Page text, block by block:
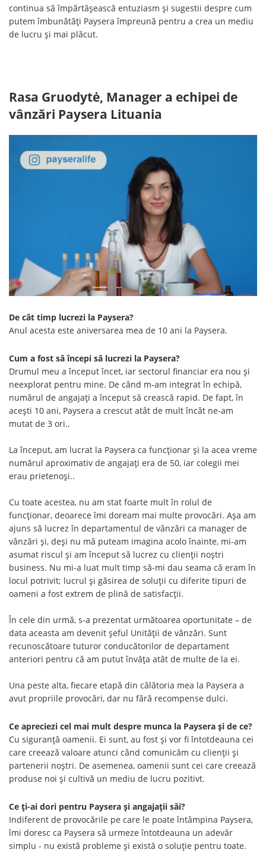
continua să împărtășească entuziasm și sugestii despre cum
putem îmbunătăți Paysera împreună pentru a crea un mediu
de lucru și mai plăcut.
Rasa Gruodytė, Manager a echipei de
vânzări Paysera Lituania
De cât timp lucrezi la Paysera?
Anul acesta este aniversarea mea de 10 ani la Paysera.
Cum a fost să începi să lucrezi la Paysera?
Drumul meu a început încet, iar sectorul financiar era nou și
neexplorat pentru mine. De când m-am integrat în echipă,
numărul de angajați a început să crească rapid. De fapt, în
acești 10 ani, Paysera a crescut atât de mult încât ne-am
mutat de 3 ori..
La început, am lucrat la Paysera ca funcționar și la acea vreme
numărul aproximativ de angajați era de 50, iar colegii mei
erau prietenoși..
Cu toate acestea, nu am stat foarte mult în rolul de
funcționar, deoarece îmi doream mai multe provocări. Așa am
ajuns să lucrez în departamentul de vânzări ca manager de
vânzări și, deși nu mă puteam imagina acolo înainte, mi-am
asumat riscul și am început să lucrez cu clienții noștri
business. Nu mi-a luat mult timp să-mi dau seama că eram în
locul potrivit; lucrul și găsirea de soluții cu diferite tipuri de
oameni a fost extrem de plină de satisfacții.
În cele din urmă, s-a prezentat următoarea oportunitate – de
data aceasta am devenit șeful Unității de vânzări. Sunt
recunoscătoare tuturor conducătorilor de departament
anteriori pentru că am putut învăța atât de multe de la ei.
Una peste alta, fiecare etapă din călătoria mea la Paysera a
avut propriile provocări, dar nu fără recompense dulci.
Ce apreciezi cel mai mult despre munca la Paysera și de ce?
Cu siguranță oamenii. Ei sunt, au fost și vor fi întotdeauna cei
care creează valoare atunci când comunicăm cu clienții și
partenerii noștri. De asemenea, oamenii sunt cei care creează
produse noi și cultivă un mediu de lucru pozitivt.
Ce ți-ai dori pentru Paysera și angajații săi?
Indiferent de provocările pe care le poate întâmpina Paysera,
îmi doresc ca Paysera să urmeze întotdeauna un adevăr
simplu - nu există probleme și există o soluție pentru toate.